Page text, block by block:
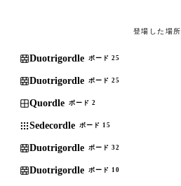
登場した場所
Duotrigordle ボード 25
Duotrigordle ボード 25
Quordle ボード 2
Sedecordle ボード 15
Duotrigordle ボード 32
Duotrigordle ボード 10